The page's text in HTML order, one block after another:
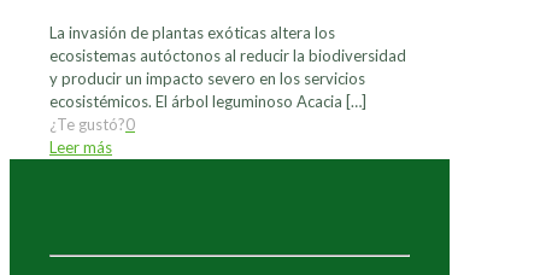
La invasión de plantas exóticas altera los
ecosistemas autóctonos al reducir la biodiversidad
y producir un impacto severo en los servicios
ecosistémicos. El árbol leguminoso Acacia […]
¿Te gustó?0
Leer más